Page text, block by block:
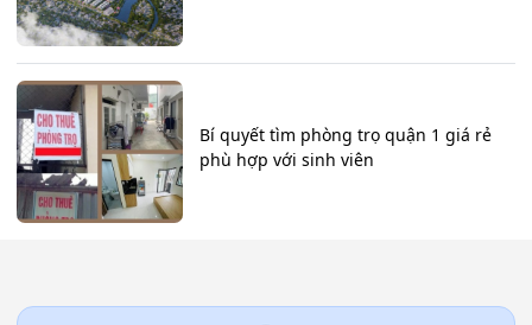
Bí quyết tìm phòng trọ quận 1 giá rẻ
phù hợp với sinh viên